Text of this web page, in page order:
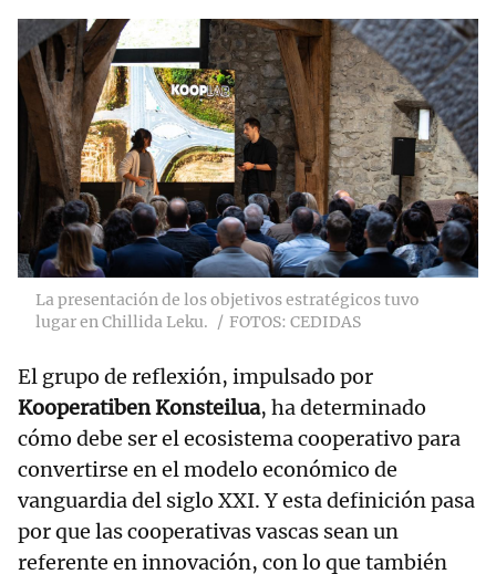
La presentación de los objetivos estratégicos tuvo
lugar en Chillida Leku.
FOTOS: CEDIDAS
El grupo de reflexión, impulsado por
Kooperatiben Konsteilua, ha determinado
cómo debe ser el ecosistema cooperativo para
convertirse en el modelo económico de
vanguardia del siglo XXI. Y esta definición pasa
por que las cooperativas vascas sean un
referente en innovación, con lo que también